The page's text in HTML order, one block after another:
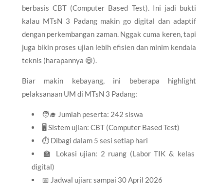
berbasis CBT (Computer Based Test). Ini jadi bukti
kalau MTsN 3 Padang makin go digital dan adaptif
dengan perkembangan zaman. Nggak cuma keren, tapi
juga bikin proses ujian lebih efisien dan minim kendala
teknis (harapannya 😄).
Biar makin kebayang, ini beberapa highlight
pelaksanaan UM di MTsN 3 Padang:
🧑‍🎓 Jumlah peserta: 242 siswa
🖥️ Sistem ujian: CBT (Computer Based Test)
⏱️ Dibagi dalam 5 sesi setiap hari
🏫 Lokasi ujian: 2 ruang (Labor TIK & kelas
digital)
📅 Jadwal ujian: sampai 30 April 2026